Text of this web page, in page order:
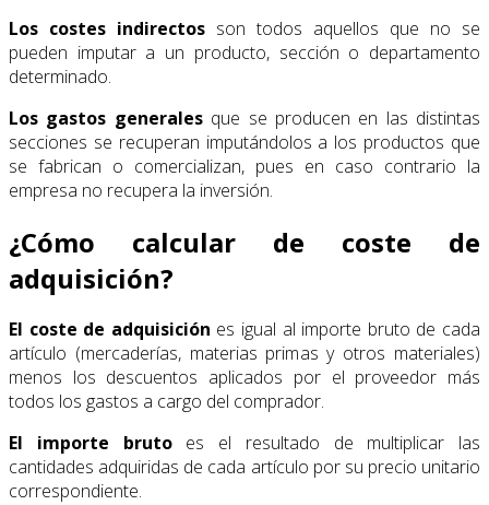
Los costes indirectos son todos aquellos que no se
pueden imputar a un producto, sección o departamento
determinado.
Los gastos generalesque se producen en las distintas
secciones se recuperan imputándolos a los productos que
se fabrican o comercializan, pues en caso contrario la
empresa no recupera la inversión.
¿Cómo calcular de coste de
adquisición?
El coste de adquisición es igual al importe bruto de cada
artículo (mercaderías, materias primas y otros materiales)
menos los descuentos aplicados por el proveedor más
todos los gastos a cargo del comprador.
El importe brutoes el resultado de multiplicar las
cantidades adquiridas de cada artículo por su precio unitario
correspondiente.